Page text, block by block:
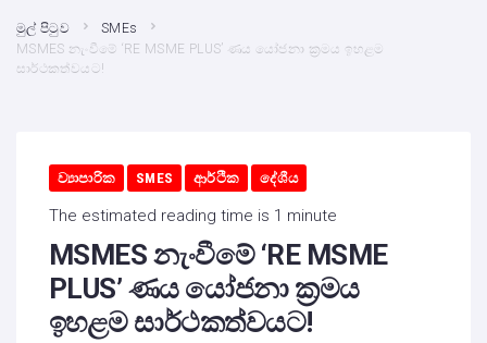
මුල් පිටුව
SMEs
MSMES නැංවීමේ ‘RE MSME PLUS’ ණය යෝජනා ක්‍රමය ඉහළම
සාර්ථකත්වයට!
ව්‍යාපාරික SMES ආර්ථික දේශීය
The estimated reading time is 1 minute
MSMES නැංවීමේ ‘RE MSME
PLUS’ ණය යෝජනා ක්‍රමය
ඉහළම සාර්ථකත්වයට!